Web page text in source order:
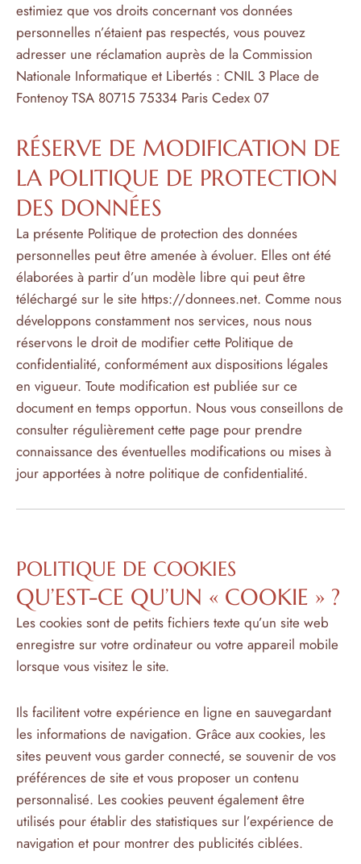
estimiez que vos droits concernant vos données
personnelles n’étaient pas respectés, vous pouvez
adresser une réclamation auprès de la Commission
Nationale Informatique et Libertés : CNIL 3 Place de
Fontenoy TSA 80715 75334 Paris Cedex 07
RÉSERVE DE MODIFICATION DE
LA POLITIQUE DE PROTECTION
DES DONNÉES
La présente Politique de protection des données
personnelles peut être amenée à évoluer. Elles ont été
élaborées à partir d’un modèle libre qui peut être
téléchargé sur le site https://donnees.net. Comme nous
développons constamment nos services, nous nous
réservons le droit de modifier cette Politique de
confidentialité, conformément aux dispositions légales
en vigueur. Toute modification est publiée sur ce
document en temps opportun. Nous vous conseillons de
consulter régulièrement cette page pour prendre
connaissance des éventuelles modifications ou mises à
jour apportées à notre politique de confidentialité.
POLITIQUE DE COOKIES
QU’EST-CE QU’UN « COOKIE » ?
Les cookies sont de petits fichiers texte qu’un site web
enregistre sur votre ordinateur ou votre appareil mobile
lorsque vous visitez le site.
Ils facilitent votre expérience en ligne en sauvegardant
les informations de navigation. Grâce aux cookies, les
sites peuvent vous garder connecté, se souvenir de vos
préférences de site et vous proposer un contenu
personnalisé. Les cookies peuvent également être
utilisés pour établir des statistiques sur l’expérience de
navigation et pour montrer des publicités ciblées.